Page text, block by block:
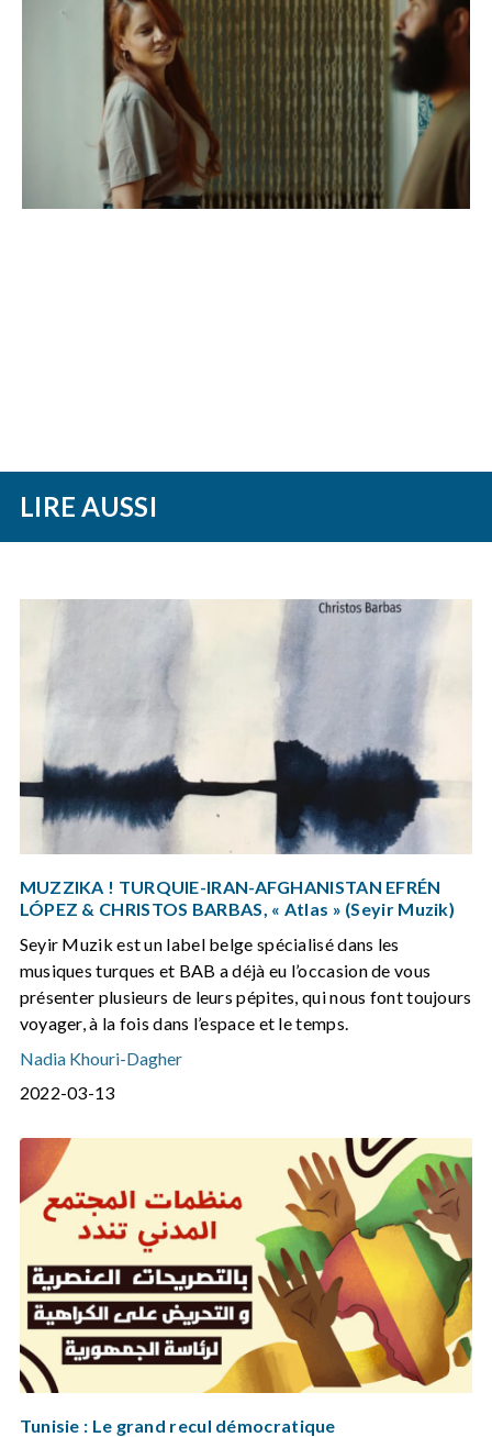
LIRE AUSSI
MUZZIKA ! TURQUIE-IRAN-AFGHANISTAN EFRÉN
LÓPEZ & CHRISTOS BARBAS, « Atlas » (Seyir Muzik)
Seyir Muzik est un label belge spécialisé dans les
musiques turques et BAB a déjà eu l’occasion de vous
présenter plusieurs de leurs pépites, qui nous font toujours
voyager, à la fois dans l’espace et le temps.
Nadia Khouri-Dagher
2022-03-13
Tunisie : Le grand recul démocratique